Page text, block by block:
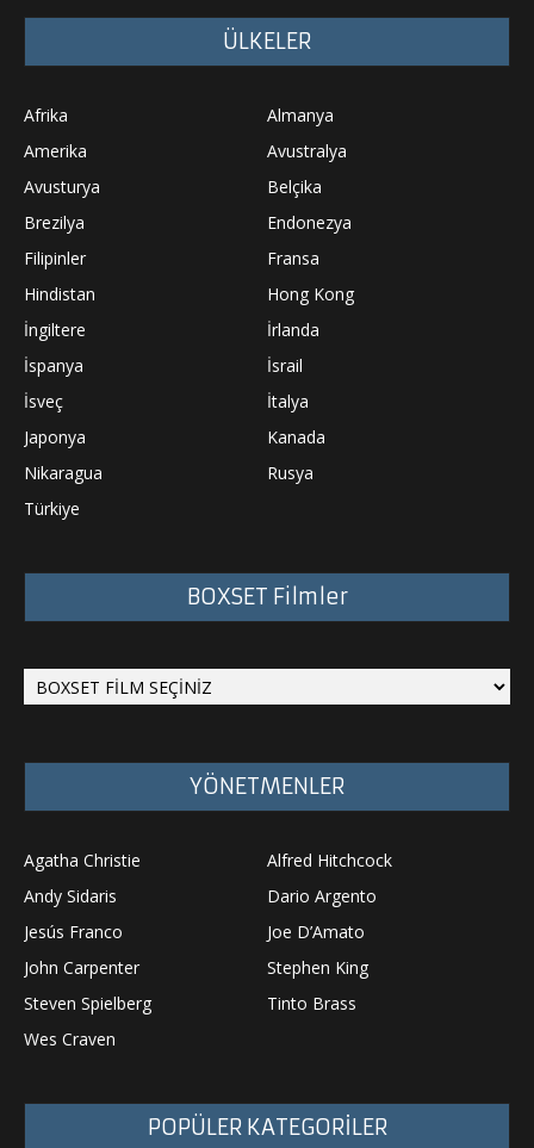
ÜLKELER
Afrika
Almanya
Amerika
Avustralya
Avusturya
Belçika
Brezilya
Endonezya
Filipinler
Fransa
Hindistan
Hong Kong
İngiltere
İrlanda
İspanya
İsrail
İsveç
İtalya
Japonya
Kanada
Nikaragua
Rusya
Türkiye
BOXSET Filmler
YÖNETMENLER
Agatha Christie
Alfred Hitchcock
Andy Sidaris
Dario Argento
Jesús Franco
Joe D’Amato
John Carpenter
Stephen King
Steven Spielberg
Tinto Brass
Wes Craven
POPÜLER KATEGORİLER